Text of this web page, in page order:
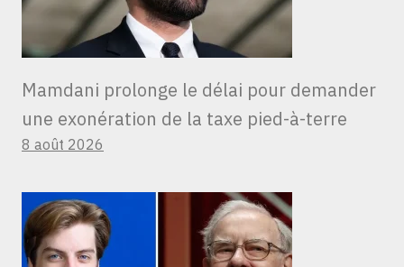
Mamdani prolonge le délai pour demander
une exonération de la taxe pied-à-terre
8 août 2026